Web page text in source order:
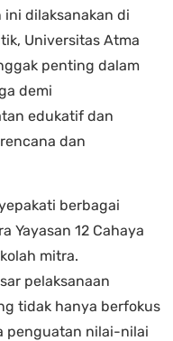
dilaksanakan di
Universitas Atma
penting dalam
demi
edukatif dan
dan
berbagai
Yayasan 12 Cahaya
mitra.
pelaksanaan
tidak hanya berfokus
penguatan nilai-nilai